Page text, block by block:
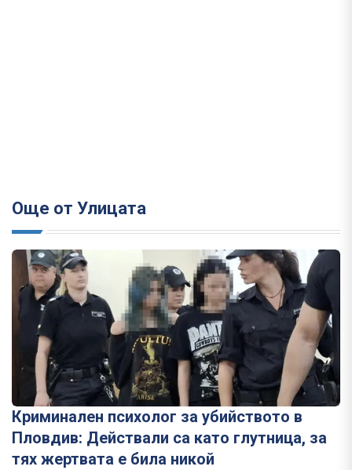
Още от Улицата
Криминален психолог за убийството в
Пловдив: Действали са като глутница, за
тях жертвата е била никой